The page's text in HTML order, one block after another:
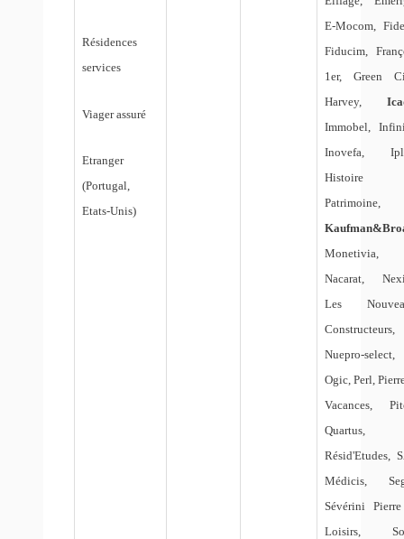
Résidences
services
Viager assuré
Etranger
(Portugal,
Etats-Unis)
E-Mocom,
Fiducim,
1er, Green
Harvey,
Immobel,
Inovefa,
Histoire
Patrimoine,
Monetivia,
Nacarat,
Les
Constructeurs,
Nuepro-select,
Ogic, Perl,
Vacances,
Quartus,
Résid'Etudes,
Médicis,
Sévérini
Loisirs,